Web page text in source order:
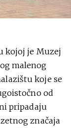
kojoj je Muzej
malenog
koje se
od
pripadaju
značaja